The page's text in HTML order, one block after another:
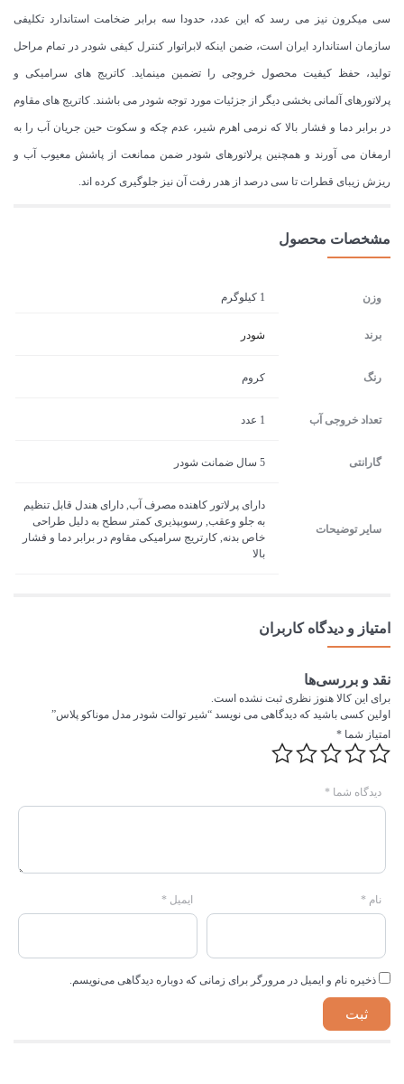
سی میکرون نیز می رسد که این عدد، حدودا سه برابر ضخامت استاندارد تکلیفی
سازمان استاندارد ایران است، ضمن اینکه لابراتوار کنترل کیفی شودر در تمام مراحل
تولید، حفظ کیفیت محصول خروجی را تضمین مینماید. کاتریج های سرامیکی و
پرلاتورهای آلمانی بخشی دیگر از جزئیات مورد توجه شودر می باشند. کاتریج های مقاوم
در برابر دما و فشار بالا که نرمی اهرم شیر، عدم چکه و سکوت حین جریان آب را به
ارمغان می آورند و همچنین پرلاتورهای شودر ضمن ممانعت از پاشش معیوب آب و
ریزش زیبای قطرات تا سی درصد از هدر رفت آن نیز جلوگیری کرده اند.
مشخصات محصول
وزن 1 کیلوگرم
برند شودر
رنگ کروم
تعداد خروجی آب 1 عدد
گارانتی 5 سال ضمانت شودر
سایر توضیحات
دارای پرلاتور کاهنده مصرف آب, دارای هندل قابل تنظیم
به جلو وعقب, رسوب­پذیری کم­تر سطح به دلیل طراحی
خاص بدنه, کارتریج سرامیکی مقاوم در برابر دما و فشار
بالا
امتیاز و دیدگاه کاربران
نقد و بررسی‌ها
برای این کالا هنوز نظری ثبت نشده است.
اولین کسی باشید که دیدگاهی می نویسد “شیر توالت شودر مدل موناکو پلاس”
امتیاز شما *
دیدگاه شما *
نام * ایمیل *
ذخیره نام و ایمیل در مرورگر برای زمانی که دوباره دیدگاهی می‌نویسم.